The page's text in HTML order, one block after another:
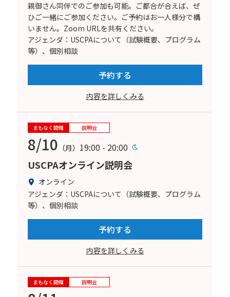
親御さん同伴でのご参加も可能。ご都合が合えば、ぜ
ひご一緒にご参加ください。ご予約はお一人様分で構
いません。Zoom URLを共有ください。
アジェンダ：USCPAについて（試験概要、プログラム
等）、個別相談
予約する
内容を詳しくみる
まもなく開催 説明会
8/10 （月） 19:00 - 20:00
USCPAオンライン説明会
オンライン
アジェンダ：USCPAについて（試験概要、プログラム
等）、個別相談
予約する
内容を詳しくみる
まもなく開催 説明会